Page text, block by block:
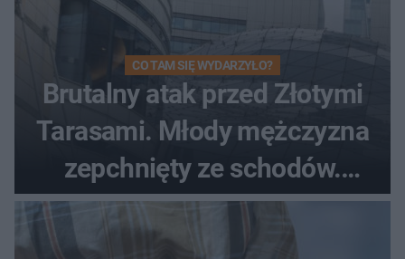
CO TAM SIĘ WYDARZYŁO?
Brutalny atak przed Złotymi
Tarasami. Młody mężczyzna
zepchnięty ze schodów.
Szokujące nagranie krąży po
sieci